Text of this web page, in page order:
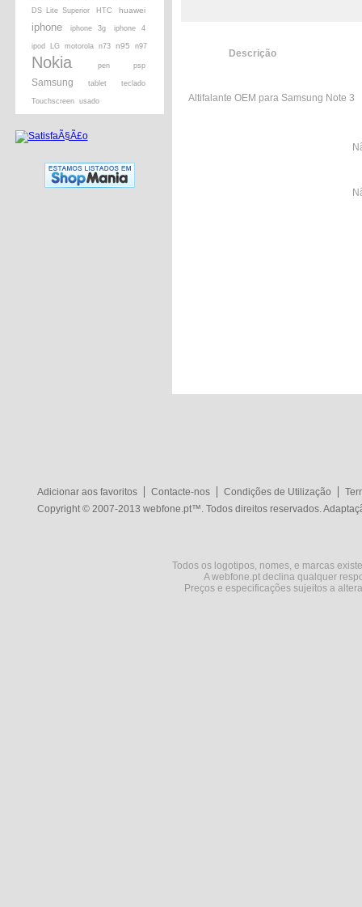
DS Lite Superior HTC huawei
iphone iphone 3g iphone 4
ipod LG motorola n73 n95 n97
Nokia pen psp
Samsung tablet teclado
Touchscreen usado
Descrição
Altifalante OEM para Samsung Note 3
Adicionar aos favoritos Contacte-nos Condições de Utilização
Copyright © 2007-2013 webfone.pt™. Todos direitos reservados.
Todos os logotipos, nomes, e marcas
A webfone.pt declina qualquer
Preços e especificações sujeitos a